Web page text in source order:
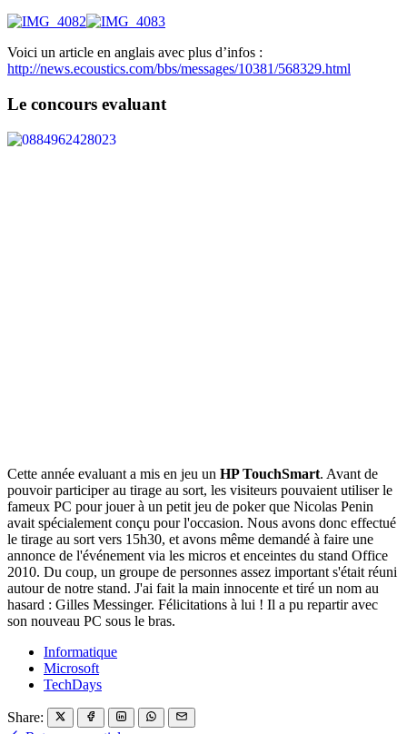
Voici un article en anglais avec plus d’infos :
http://news.ecoustics.com/bbs/messages/10381/568329.html
Le concours evaluant
Cette année evaluant a mis en jeu un HP TouchSmart. Avant de
pouvoir participer au tirage au sort, les visiteurs pouvaient utiliser le
fameux PC pour jouer à un petit jeu de poker que Nicolas Penin
avait spécialement conçu pour l'occasion. Nous avons donc effectué
le tirage au sort vers 15h30, et avons même demandé à faire une
annonce de l'événement via les micros et enceintes du stand Office
2010. Du coup, un groupe de personnes assez important s'était réuni
autour de notre stand. J'ai fait la main innocente et tiré un nom au
hasard : Gilles Messinger. Félicitations à lui ! Il a pu repartir avec
son nouveau PC sous le bras.
Informatique
Microsoft
TechDays
Share: